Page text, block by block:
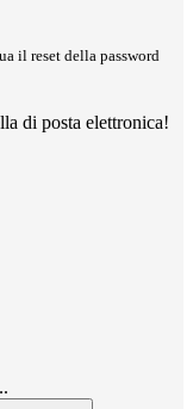
il reset della password
di posta elettronica!